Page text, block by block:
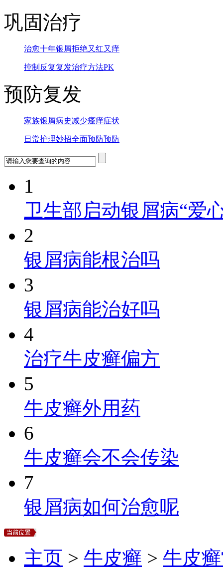
巩固治疗
治愈十年银屑拒绝又红又痒
控制反复复发治疗方法PK
预防复发
家族银屑病史减少瘙痒症状
日常护理妙招全面预防预防
1
卫生部启动银屑病“爱
2
银屑病能根治吗
3
银屑病能治好吗
4
治疗牛皮癣偏方
5
牛皮癣外用药
6
牛皮癣会不会传染
7
银屑病如何治愈呢
主页 > 牛皮癣 > 牛皮